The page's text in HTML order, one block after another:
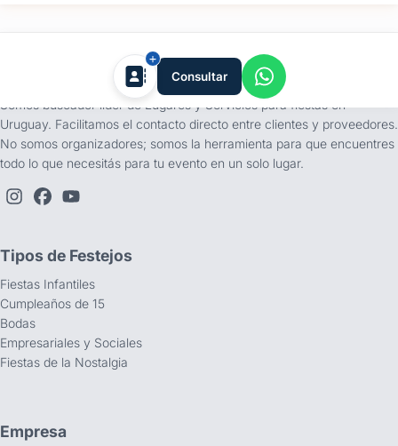
Consultar
tufiesta.com.uy
Somos buscador líder de Lugares y Servicios para fiestas en
Uruguay. Facilitamos el contacto directo entre clientes y proveedores.
No somos organizadores; somos la herramienta para que encuentres
todo lo que necesitás para tu evento en un solo lugar.
Tipos de Festejos
Fiestas Infantiles
Cumpleaños de 15
Bodas
Empresariales y Sociales
Fiestas de la Nostalgia
Empresa